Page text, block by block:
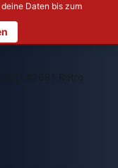
Daten bis zum
LEGO 40681 Retro Food